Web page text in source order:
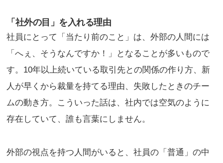
「社外の目」を入れる理由
社員にとって「当たり前のこと」は、外部の人間には
「へぇ、そうなんですか！」となることが多いもので
す。10年以上続いている取引先との関係の作り方、新
人が早くから裁量を持てる理由、失敗したときのチー
ムの動き方。こういった話は、社内では空気のように
存在していて、誰も言葉にしません。
外部の視点を持つ人間がいると、社員の「普通」の中